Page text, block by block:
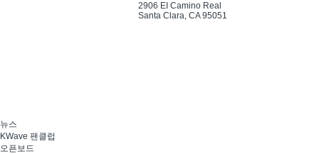
2906 EI Camino Real
Santa Clara, CA 95051
뉴스
KWave 팬클럽
오픈보드